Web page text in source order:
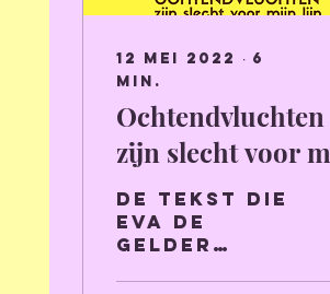
12 mei 2022 ∙ 6
min.
Ochtendvluchten
zijn slecht voor
lijn.
De tekst die
Eva De
Gelder